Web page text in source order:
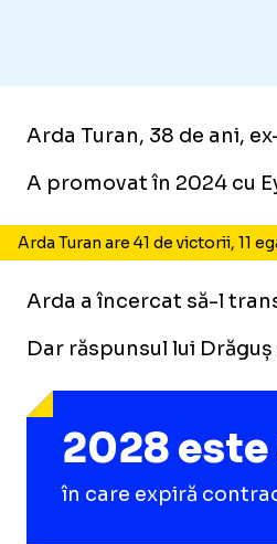
Arda Turan, 38 de ani,
A promovat în 2024 cu
Arda Turan are 41 de victorii, 11
Arda a încercat să-l
Dar răspunsul lui
2028 este
în care expiră